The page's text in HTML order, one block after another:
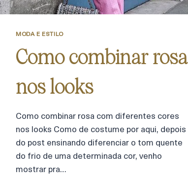
MODA E ESTILO
Como combinar rosa
nos looks
Como combinar rosa com diferentes cores
nos looks Como de costume por aqui, depois
do post ensinando diferenciar o tom quente
do frio de uma determinada cor, venho
mostrar pra…